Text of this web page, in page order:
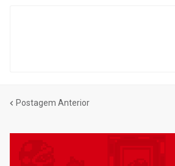
Postagem Anterior